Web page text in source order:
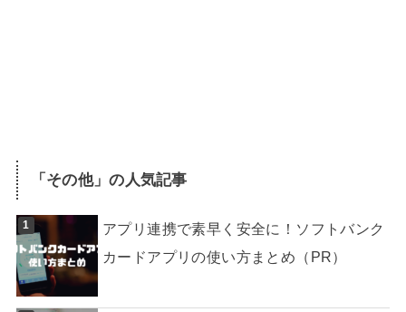
「 その他」の人気記事
アプリ連携で素早く安全に！ソフトバンク
カードアプリの使い方まとめ（PR）